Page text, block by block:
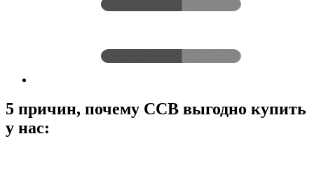
5 причин, почему ССВ выгодно купить
у нас: